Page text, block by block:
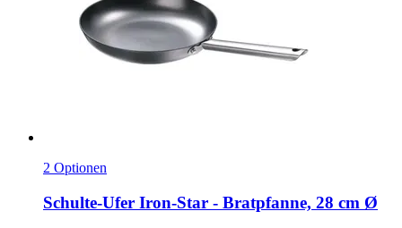
2 Optionen
Schulte-Ufer Iron-​Star -​ Bratpfanne, 28 cm Ø